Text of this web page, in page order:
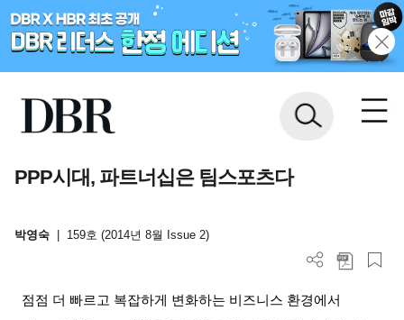
PPP시대, 파트너십은 팀스포츠다
박영숙 159호 (2014년 8월 Issue 2)
점점 더 빠르고 복잡하게 변화하는 비즈니스 환경에서